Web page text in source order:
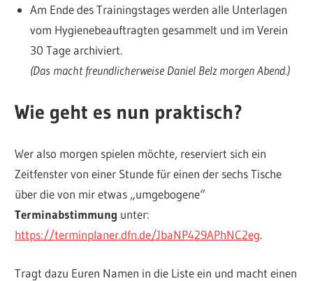
Am Ende des Trainingstages werden alle Unterlagen
vom Hygienebeauftragten gesammelt und im Verein
30 Tage archiviert.
(Das macht freundlicherweise Daniel Belz morgen Abend.)
Wie geht es nun praktisch?
Wer also morgen spielen möchte, reserviert sich ein
Zeitfenster von einer Stunde für einen der sechs Tische
über die von mir etwas „umgebogene“
Terminabstimmung unter:
https://terminplaner.dfn.de/JbaNP429APhNC2eg.
Tragt dazu Euren Namen in die Liste ein und macht einen